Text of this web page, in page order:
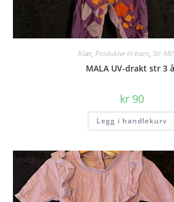
Klær, Produkter til barn, Str
MALA UV-drakt str 3
kr90
Legg i handlekurv